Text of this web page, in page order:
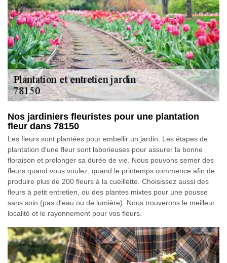
Nos jardiniers fleuristes pour une plantation
fleur dans 78150
Les fleurs sont plantées pour embellir un jardin. Les étapes de
plantation d'une fleur sont laborieuses pour assurer la bonne
floraison et prolonger sa durée de vie. Nous pouvons semer des
fleurs quand vous voulez, quand le printemps commence afin de
produire plus de 200 fleurs à la cueillette. Choisissez aussi des
fleurs à petit entretien, ou des plantes mixtes pour une pousse
sans soin (pas d'eau ou de lumière). Nous trouverons le meilleur
localité et le rayonnement pour vos fleurs.